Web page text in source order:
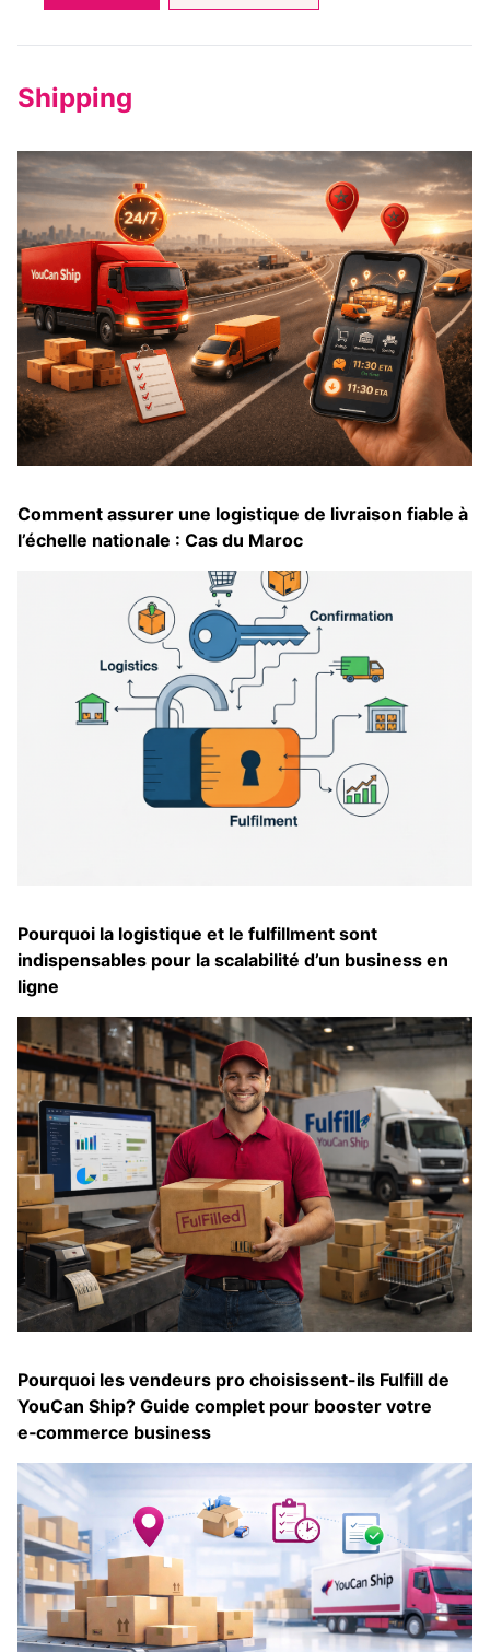
Shipping
Comment assurer une logistique de livraison fiable à
l’échelle nationale : Cas du Maroc
Pourquoi la logistique et le fulfillment sont
indispensables pour la scalabilité d’un business en
ligne
Pourquoi les vendeurs pro choisissent-ils Fulfill de
YouCan Ship? Guide complet pour booster votre
e‑commerce business